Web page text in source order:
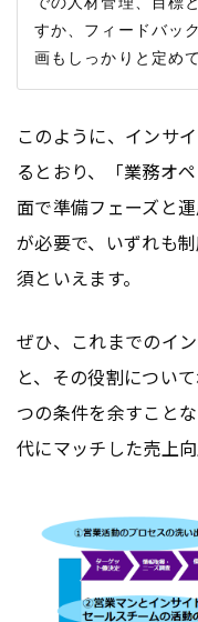
すか、フィードバッ
このように、インサ
るとおり、「業務オ
面で準備フェーズと
が必要で、いずれも
須といえます。
ぜひ、これまでのイ
と、その役割につい
つの条件を余すこと
代にマッチした売上